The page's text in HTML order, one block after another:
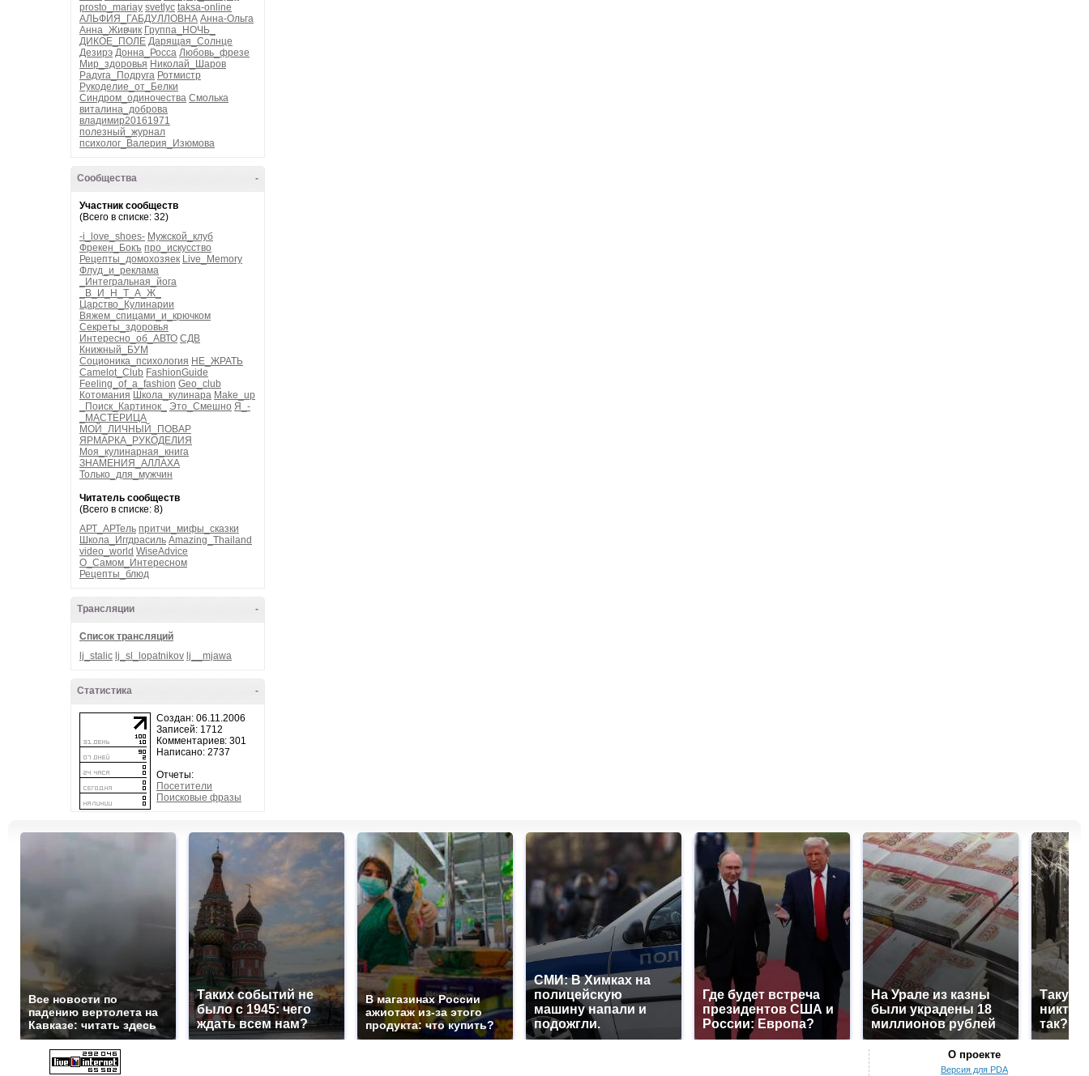
prosto_mariay svetlyc taksa-online
АЛЬФИЯ_ГАБДУЛЛОВНА Анна-Ольга
Анна_Живчик Группа_НОЧЬ_
ДИКОЕ_ПОЛЕ Дарящая_Солнце
Дезирэ Донна_Росса Любовь_фрезе
Мир_здоровья Николай_Шаров
Радуга_Подруга Ротмистр
Рукоделие_от_Белки
Синдром_одиночества Смолька
виталина_доброва
владимир20161971
полезный_журнал
психолог_Валерия_Изюмова
-
Сообщества
Участник сообществ
(Всего в списке: 32)
-i_love_shoes- Мужской_клуб
Фрекен_Бокъ про_искусство
Рецепты_домохозяек Live_Memory
Флуд_и_реклама
_Интегральная_йога
_В_И_Н_Т_А_Ж_
Царство_Кулинарии
Вяжем_спицами_и_крючком
Секреты_здоровья
Интересно_об_АВТО СДВ
Книжный_БУМ
Соционика_психология НЕ_ЖРАТЬ
Camelot_Club FashionGuide
Feeling_of_a_fashion Geo_club
Котомания Школа_кулинара Make_up
_Поиск_Картинок_
Это_Смешно Я_-
_МАСТЕРИЦА
МОЙ_ЛИЧНЫЙ_ПОВАР
ЯРМАРКА_РУКОДЕЛИЯ
Моя_кулинарная_книга
ЗНАМЕНИЯ_АЛЛАХА
Только_для_мужчин
Читатель сообществ
(Всего в списке: 8)
АРТ_АРТель притчи_мифы_сказки
Школа_Иггдрасиль Amazing_Thailand
video_world WiseAdvice
О_Самом_Интересном
Рецепты_блюд
-
Трансляции
Список трансляций
lj_stalic lj_sl_lopatnikov lj__mjawa
-
Статистика
Создан: 06.11.2006
Записей: 1712
Комментариев: 301
Написано: 2737
Отчеты:
Посетители
Поисковые фразы
Все новости по
падению вертолета на
Кавказе: читать здесь
Таких событий не
было с 1945: чего
ждать всем нам?
В магазинах России
ажиотаж из-за этого
продукта: что купить?
СМИ: В Химках на
полицейскую
машину напали и
подожгли.
Где будет встреча
президентов США и
России: Европа?
На Урале из казны
были украдены 18
миллионов рублей
Такую
никто
так?!
О проекте
Версия для PDA